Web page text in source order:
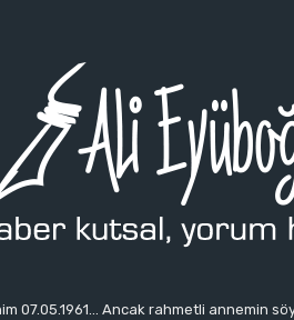
07.05.1961… Ancak rahmetli annemin